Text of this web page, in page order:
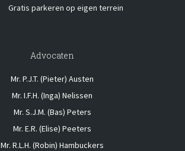
Gratis parkeren op eigen terrein
Advocaten
Mr. P.J.T. (Pieter) Austen
Mr. I.F.H. (Inga) Nelissen
Mr. S.J.M. (Bas) Peters
Mr. E.R. (Elise) Peeters
Mr. R.L.H. (Robin) Hambuckers